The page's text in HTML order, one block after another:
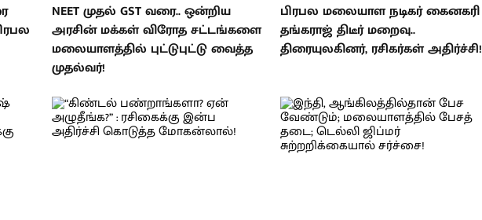
NEET முதல் GST வரை.. ஒன்றிய
அரசின் மக்கள் விரோத சட்டங்களை
மலையாளத்தில் புட்டுபுட்டு வைத்த
முதல்வர்!
பிரபல மலையாள நடிகர் கைனகரி
தங்கராஜ் திடீர் மறைவு..
திரையுலகினர், ரசிகர்கள் அதிர்ச்சி!